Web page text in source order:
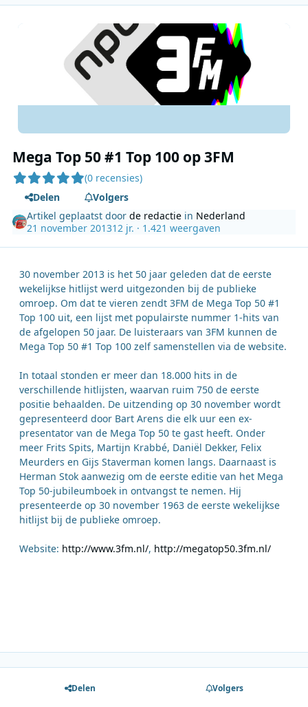
Mega Top 50 #1 Top 100 op 3FM
(0 recensies)
Delen
Volgers
Artikel geplaatst doorde redactie in Nederland
21 november 201312 jr. · 1.421 weergaven
30 november 2013 is het 50 jaar geleden dat de eerste
wekelijkse hitlijst werd uitgezonden bij de publieke
omroep. Om dat te vieren zendt 3FM de Mega Top 50 #1
Top 100 uit, een lijst met populairste nummer 1-hits van
de afgelopen 50 jaar. De luisteraars van 3FM kunnen de
Mega Top 50 #1 Top 100 zelf samenstellen via de website.
In totaal stonden er meer dan 18.000 hits in de
verschillende hitlijsten, waarvan ruim 750 de eerste
positie behaalden. De uitzending op 30 november wordt
gepresenteerd door Bart Arens die elk uur een ex-
presentator van de Mega Top 50 te gast heeft. Onder
meer Frits Spits, Martijn Krabbé, Daniël Dekker, Felix
Meurders en Gijs Staverman komen langs. Daarnaast is
Herman Stok aanwezig om de eerste editie van het Mega
Top 50-jubileumboek in ontvangst te nemen. Hij
presenteerde op 30 november 1963 de eerste wekelijkse
hitlijst bij de publieke omroep.
Website: http://www.3fm.nl/, http://megatop50.3fm.nl/
Delen Volgers